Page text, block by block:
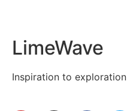
LimeWave
Inspiration to exploration